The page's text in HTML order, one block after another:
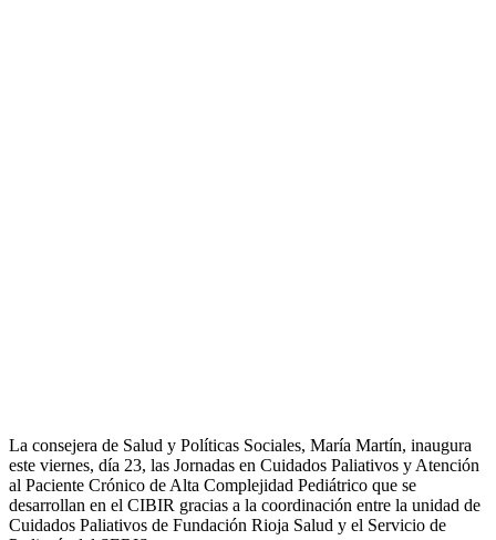
La consejera de Salud y Políticas Sociales, María Martín, inaugura
este viernes, día 23, las Jornadas en Cuidados Paliativos y Atención
al Paciente Crónico de Alta Complejidad Pediátrico que se
desarrollan en el CIBIR gracias a la coordinación entre la unidad de
Cuidados Paliativos de Fundación Rioja Salud y el Servicio de